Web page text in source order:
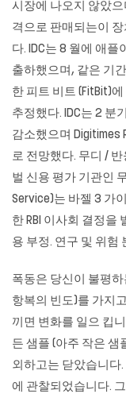
시장에 나오지 않았
격으로 판매되는이
다. IDC는 8 월에 애
출하했으며, 같은 기
한 피트 비트 (FitBit)
추정했다. IDC는 2 분
감소했으며 Digitimes
로 전망했다. 무디 / 반
벌 신용 평가 기관인
Service)는 바젤 3 가
한 RBI 이사회 결정을
용 부정. 연구 및 위험
폭동은 당신이 불평
항복의 빈도)를 가지
끼면 변화를 일으 킵
든 샘플 (아주 작은 샘
외하고는 닫았습니다
에 관찰되었습니다.